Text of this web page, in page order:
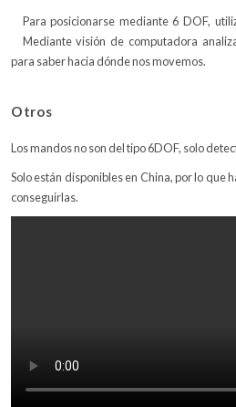
Para posicionarse mediante 6 DOF,
Mediante visión de computadora
para saber hacia dónde nos movemos.
Otros
Los mandos no son del tipo 6DOF, solo
Solo están disponibles en China, por lo que
conseguirlas.